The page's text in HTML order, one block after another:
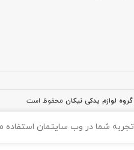
لوازم یدکی نیکان محفوظ است
تجربه شما در وب سایتمان